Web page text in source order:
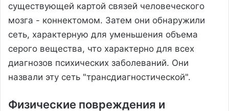
существующей картой связей человеческого
мозга - коннектомом. Затем они обнаружили
сеть, характерную для уменьшения объема
серого вещества, что характерно для всех
диагнозов психических заболеваний. Они
назвали эту сеть "трансдиагностической".
Физические повреждения и